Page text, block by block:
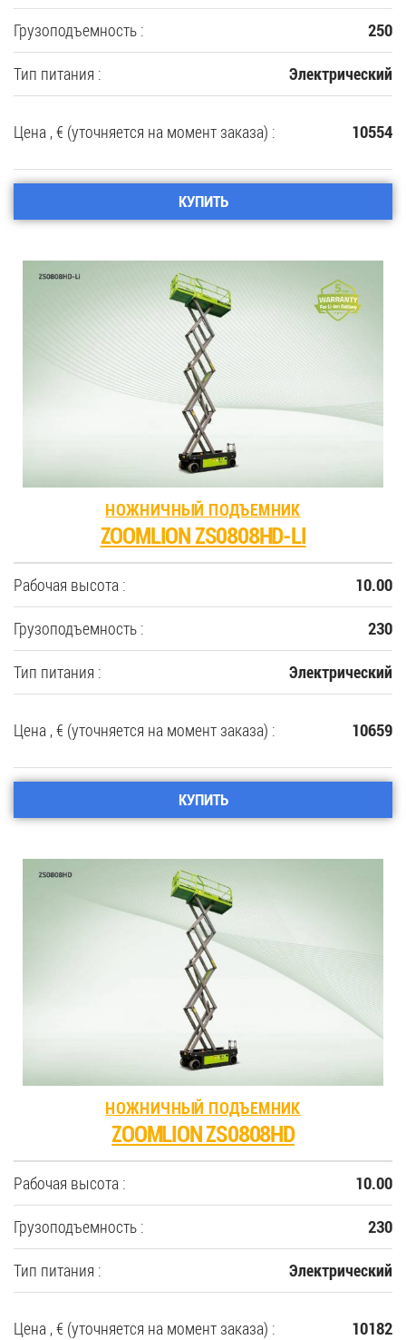
Грузоподъемность : 250
Тип питания : Электрический
Цена , € (уточняется на момент заказа) : 10554
КУПИТЬ
НОЖНИЧНЫЙ ПОДЪЕМНИК
ZOOMLION ZS0808HD-LI
Рабочая высота : 10.00
Грузоподъемность : 230
Тип питания : Электрический
Цена , € (уточняется на момент заказа) : 10659
КУПИТЬ
НОЖНИЧНЫЙ ПОДЪЕМНИК
ZOOMLION ZS0808HD
Рабочая высота : 10.00
Грузоподъемность : 230
Тип питания : Электрический
Цена , € (уточняется на момент заказа) : 10182